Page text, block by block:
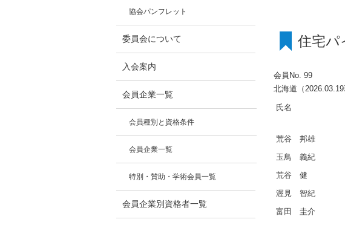
協会パンフレット
委員会について
入会案内
会員企業一覧
会員種別と資格条件
会員企業一覧
特別・賛助・学術会員一覧
会員企業別資格者一覧
住宅パ
会員No. 99
北海道（2026.03.19
氏名
荒谷 邦雄
玉鳥 義紀
荒谷 健
渥見 智紀
富田 圭介